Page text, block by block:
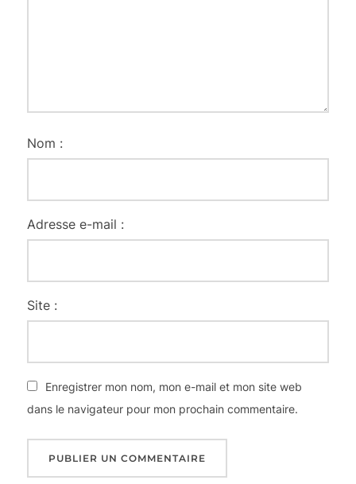
Nom :
Adresse e-mail :
Site :
Enregistrer mon nom, mon e-mail et mon site web
dans le navigateur pour mon prochain commentaire.